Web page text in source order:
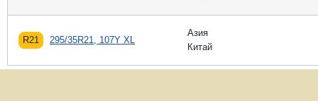
R21 295/35R21, 107Y XL
Азия
Китай